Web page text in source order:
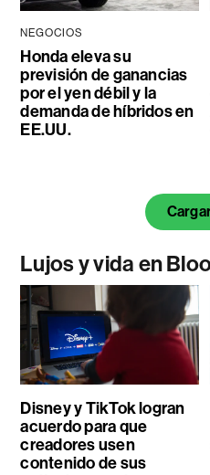
NEGOCIOS
Honda eleva su
previsión de ganancias
por el yen débil y la
demanda de híbridos en
EE.UU.
Lujos y vida en
Disney y TikTok logran
acuerdo para que
creadores usen
contenido de sus